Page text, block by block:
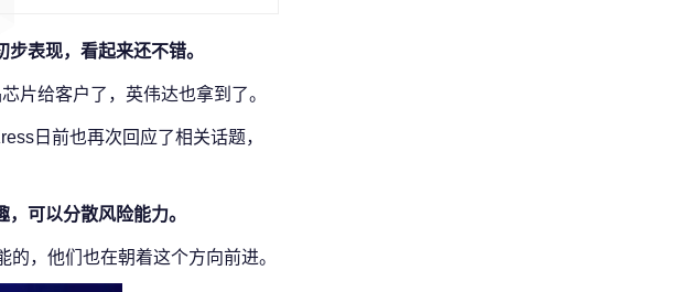
表现，看起来还不错。
片给客户了，英伟达也拿到了。
日前也再次回应了相关话题，
可以分散风险能力。
，他们也在朝着这个方向前进。